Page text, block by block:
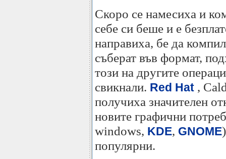
Скоро се намесиха и
себе си беше и е
направиха, бе да
съберат във формат,
този на другите
свикнали. Red Hat ,
получиха значителен
новите графични
windows, KDE, GNOME
популярни.